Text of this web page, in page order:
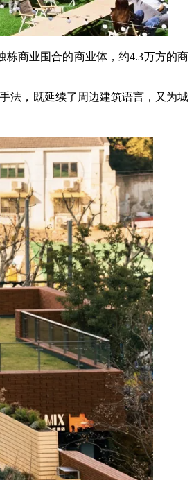
商业围合的商业体，约4.3万方的商
法，既延续了周边建筑语言，又为城